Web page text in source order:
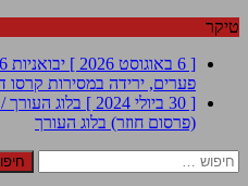
טיקר
[ 6 באוגוסט 2026 ]
פערים, ירידה במסירות קרסו
[ 30 ביולי 2024 ]
בלוג
(פרסום חוזר) בלוג העורך
חיפוש: